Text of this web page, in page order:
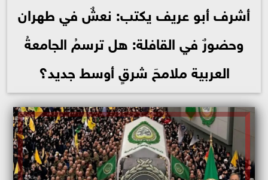
أشرف أبو عريف يكتب: نعشٌ في طهران
وحضورٌ في القافلة: هل ترسمُ الجامعةُ
العربية ملامحَ شرقٍ أوسط جديد؟